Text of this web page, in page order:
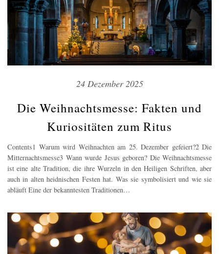
24 Dezember 2025
Die Weihnachtsmesse: Fakten und
Kuriositäten zum Ritus
Contents1 Warum wird Weihnachten am 25. Dezember gefeiert?2 Die
Mitternachtsmesse3 Wann wurde Jesus geboren? Die Weihnachtsmesse
ist eine alte Tradition, die ihre Wurzeln in den Heiligen Schriften, aber
auch in alten heidnischen Festen hat. Was sie symbolisiert und wie sie
abläuft Eine der bekanntesten Traditionen…